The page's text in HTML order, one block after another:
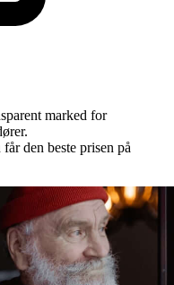
marked for
den beste prisen på